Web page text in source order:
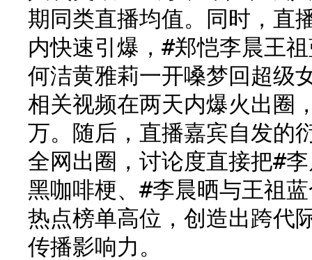
期同类直播均值。同时，直
内快速引爆，#郑恺李晨王
何洁黄雅莉一开嗓梦回超级
相关视频在两天内爆火出圈
万。随后，直播嘉宾自发的
全网出圈，讨论度直接把#
黑咖啡梗、#李晨晒与王祖
热点榜单高位，创造出跨代
传播影响力。